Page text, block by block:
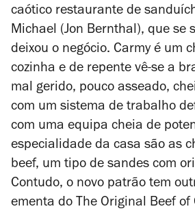
caótico restaurante de
Michael (Jon Bernthal), que se
deixou o negócio. Carmy é um
cozinha e de repente vê-se a
mal gerido, pouco asseado,
com um sistema de trabalho
com uma equipa cheia de
especialidade da casa são as
beef, um tipo de sandes com
Contudo, o novo patrão tem
ementa do The Original Beef of